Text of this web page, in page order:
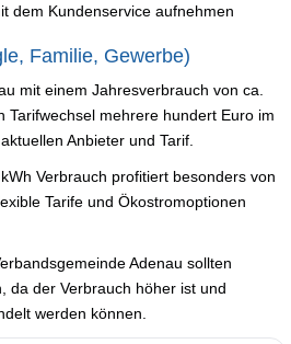
dem Kundenservice aufnehmen
Familie, Gewerbe)
mit einem Jahresverbrauch von ca.
Tarifwechsel mehrere hundert Euro im
Anbieter und Tarif.
Verbrauch profitiert besonders von
Tarife und Ökostromoptionen
Adenau sollten
da der Verbrauch höher ist und
werden können.